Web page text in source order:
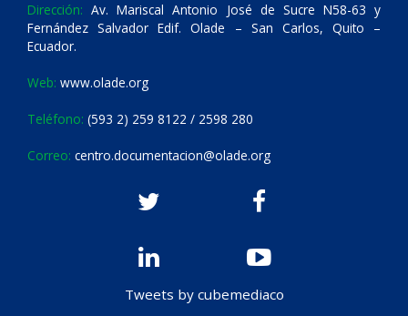
Dirección: Av. Mariscal Antonio José de Sucre N58-63 y
Fernández Salvador Edif. Olade – San Carlos, Quito –
Ecuador.
Web: www.olade.org
Teléfono: (593 2) 259 8122 / 2598 280
Correo: centro.documentacion@olade.org
Tweets by cubemediaco